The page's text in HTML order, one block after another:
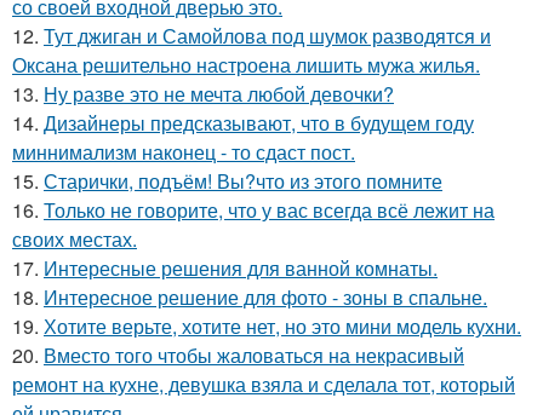
со своей входной дверью это.
12. Тут джиган и Самойлова под шумок разводятся и
Оксана решительно настроена лишить мужа жилья.
13. Ну разве это не мечта любой девочки?
14. Дизайнеры предсказывают, что в будущем году
миннимализм наконец - то сдаст пост.
15. Старички, подъём! Вы?что из этого помните
16. Только не говорите, что у вас всегда всё лежит на
своих местах.
17. Интересные решения для ванной комнаты.
18. Интересное решение для фото - зоны в спальне.
19. Хотите верьте, хотите нет, но это мини модель кухни.
20. Вместо того чтобы жаловаться на некрасивый
ремонт на кухне, девушка взяла и сделала тот, который